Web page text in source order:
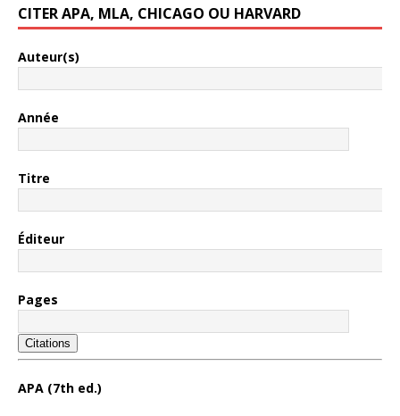
CITER APA, MLA, CHICAGO OU HARVARD
Auteur(s)
Année
Titre
Éditeur
Pages
Citations
APA (7th ed.)